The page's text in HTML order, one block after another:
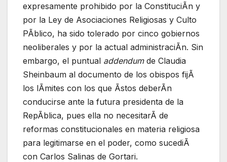
expresamente prohibido por la ConstituciÃn y
por la Ley de Asociaciones Religiosas y Culto
PÃblico, ha sido tolerado por cinco gobiernos
neoliberales y por la actual administraciÃn. Sin
embargo, el puntual addendumde Claudia
Sheinbaum al documento de los obispos fijÃ
los lÃmites con los que Ãstos deberÃn
conducirse ante la futura presidenta de la
RepÃblica, pues ella no necesitarÃ de
reformas constitucionales en materia religiosa
para legitimarse en el poder, como sucediÃ
con Carlos Salinas de Gortari.